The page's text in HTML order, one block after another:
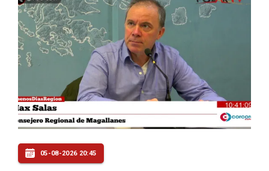
05-08-2026 20:45